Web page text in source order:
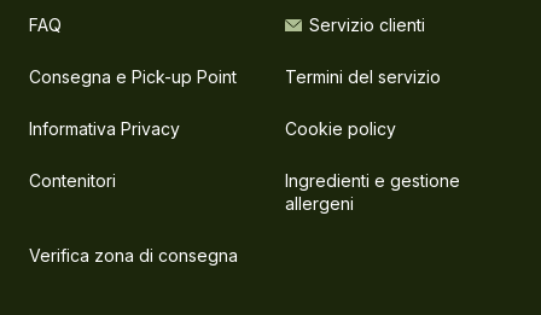
FAQ Servizio clienti
Consegna e Pick-up Point Termini del servizio
Informativa Privacy Cookie policy
Contenitori
Ingredienti e gestione
allergeni
Verifica zona di consegna